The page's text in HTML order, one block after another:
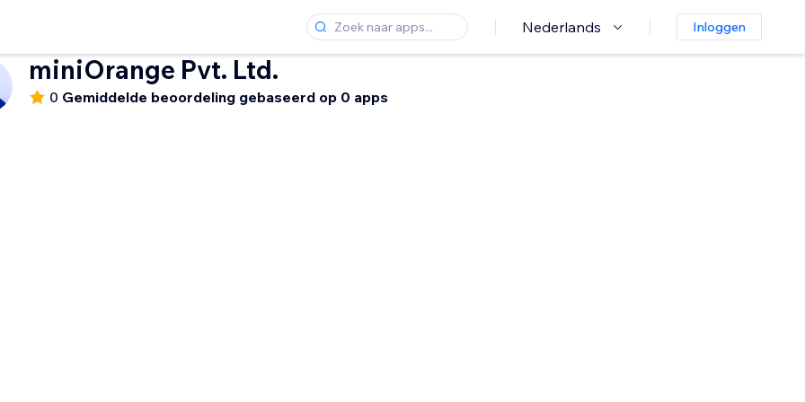
Nederlands Inloggen
miniOrange Pvt. Ltd.
0 Gemiddelde beoordeling gebaseerd op 0 apps